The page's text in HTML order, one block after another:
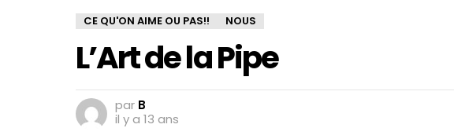
CE QU'ON AIME OU PAS!! NOUS
L’Art de la Pipe
par B
il y a 13 ans